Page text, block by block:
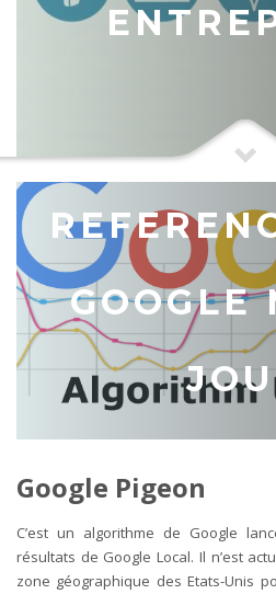
GOOGLE
Google Pigeon
C’est un algorithme de Google
résultats de Google Local. Il n’est
zone géographique des Etats-Unis